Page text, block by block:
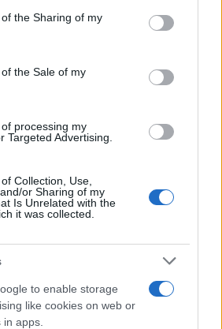
the Sharing of my
the Sale of my
processing my
Targeted Advertising.
Collection, Use,
or Sharing of my
Is Unrelated with the
it was collected.
to enable storage
like cookies on web or
apps.
provocazione della ministra
Santanchè
. Ovviamente la
in passato. Tagliente
– l’esordio del
Camera – manderemo
fare la ricognizione
quella del XIX Secolo o
costretti a privarsi di
che hanno reso il Louvre il
al mondo. Le comiche”.
non è l’unica opera
pensare La predicazione a
La Vergine Casio di